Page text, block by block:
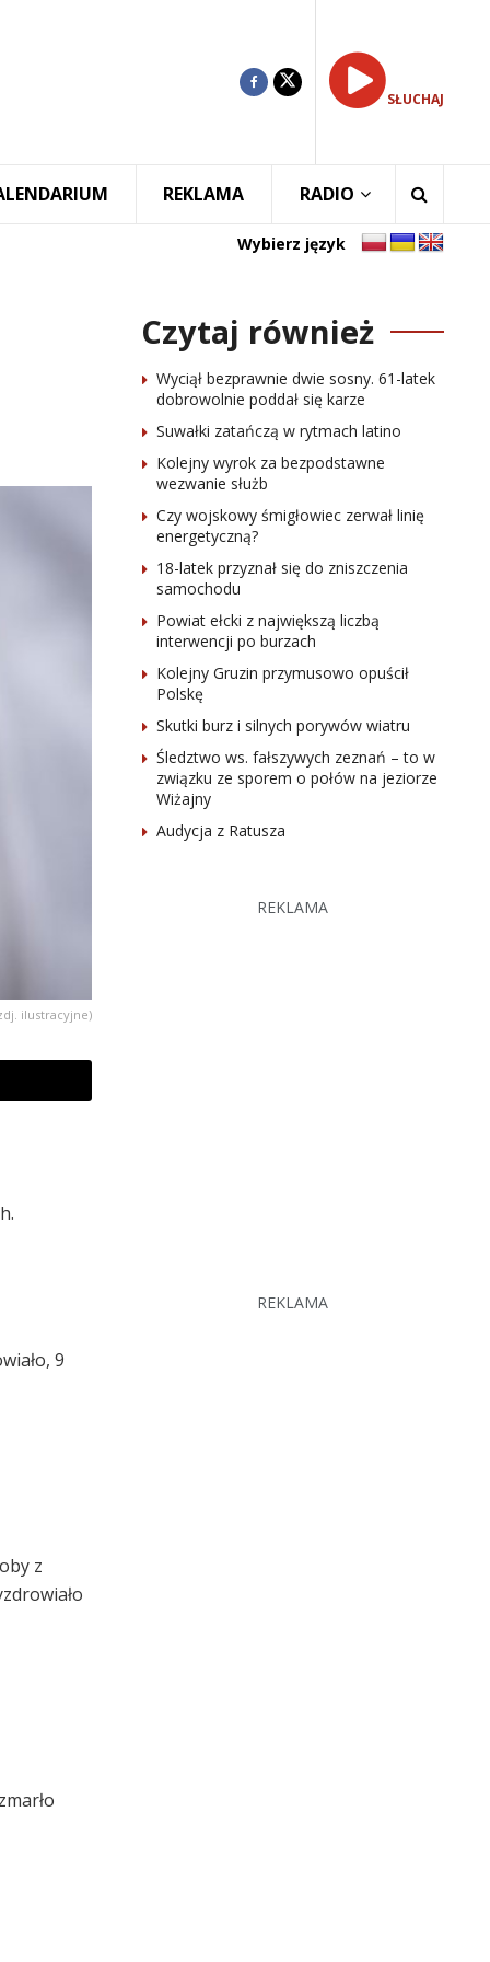
SŁUCHAJ
REKLAMA RADIO
Wybierz język
ilustracyjne)
9
z
Czytaj również
Wyciął bezprawnie dwie sosny. 61-latek
dobrowolnie poddał się karze
Suwałki zatańczą w rytmach latino
Kolejny wyrok za bezpodstawne
wezwanie służb
Czy wojskowy śmigłowiec zerwał linię
energetyczną?
18-latek przyznał się do zniszczenia
samochodu
Powiat ełcki z największą liczbą
interwencji po burzach
Kolejny Gruzin przymusowo opuścił
Polskę
Skutki burz i silnych porywów wiatru
Śledztwo ws. fałszywych zeznań – to w
związku ze sporem o połów na jeziorze
Wiżajny
Audycja z Ratusza
REKLAMA
REKLAMA